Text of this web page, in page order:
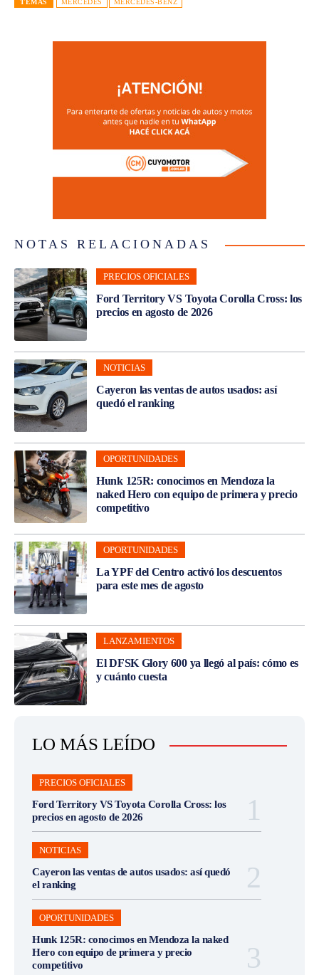
TEMAS MERCEDES MERCEDES-BENZ
NOTAS RELACIONADAS
PRECIOS OFICIALES
Ford Territory VS Toyota Corolla Cross: los
precios en agosto de 2026
NOTICIAS
Cayeron las ventas de autos usados: así
quedó el ranking
OPORTUNIDADES
Hunk 125R: conocimos en Mendoza la
naked Hero con equipo de primera y precio
competitivo
OPORTUNIDADES
La YPF del Centro activó los descuentos
para este mes de agosto
LANZAMIENTOS
El DFSK Glory 600 ya llegó al país: cómo es
y cuánto cuesta
LO MÁS LEÍDO
PRECIOS OFICIALES
Ford Territory VS Toyota Corolla Cross: los
precios en agosto de 2026
NOTICIAS
Cayeron las ventas de autos usados: así quedó
el ranking
OPORTUNIDADES
Hunk 125R: conocimos en Mendoza la naked
Hero con equipo de primera y precio
competitivo